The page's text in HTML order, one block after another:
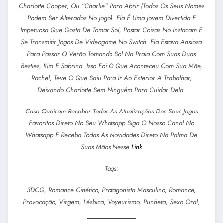
Charlotte Cooper, Ou “Charlie” Para Abrir (todos Os Seus Nomes
Podem Ser Alterados No Jogo). Ela É Uma Jovem Divertida E
Impetuosa Que Gosta De Tomar Sol, Postar Coisas No Instacam E
Se Transmitir Jogos De Videogame No Switch. ElaEstavaAnsiosa
Para Passar O Verão Tomando Sol Na Praia Com Suas Duas
Besties, Kim E Sabrina. Isso Foi O Que Aconteceu Com Sua Mãe,
Rachel, Teve O Que Saiu Para Ir Ao Exterior A Trabalhar,
Deixando Charlotte Sem Ninguém Para Cuidar Dela.
Caso Queiram Receber Todas As Atualizações Dos Seus Jogos
Favoritos Direto No Seu Whatsapp Siga O Nosso Canal No
Whatsapp E Receba Todas As Novidades Direto Na Palma De
Suas Mãos Nesse Link
Tags:
3DCG, Romance Cinético, Protagonista Masculino, Romance,
Provocação, Virgem, Lésbica, Voyeurismo, Punheta, Sexo Oral,